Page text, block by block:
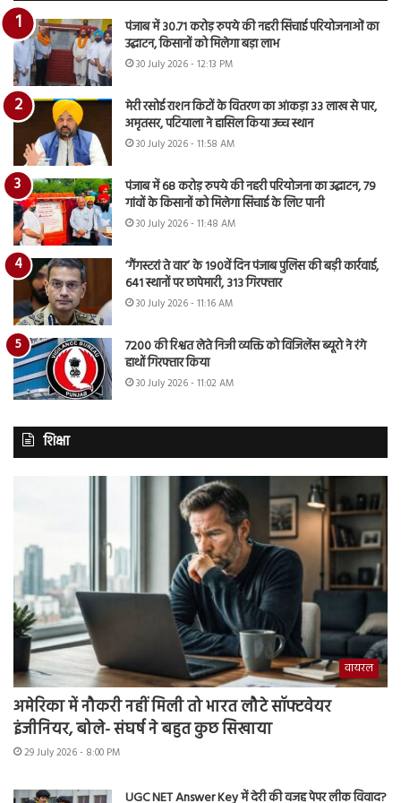
पंजाब में 30.71 करोड़ रुपये की नहरी सिंचाई परियोजनाओं का
उद्घाटन, किसानों को मिलेगा बड़ा लाभ
30 July 2026 - 12:13 PM
मेरी रसोई राशन किटों के वितरण का आंकड़ा 33 लाख से पार,
अमृतसर, पटियाला ने हासिल किया उच्च स्थान
30 July 2026 - 11:58 AM
पंजाब में 68 करोड़ रुपये की नहरी परियोजना का उद्घाटन, 79
गांवों के किसानों को मिलेगा सिंचाई के लिए पानी
30 July 2026 - 11:48 AM
‘गैंगस्टरां ते वार’ के 190वें दिन पंजाब पुलिस की बड़ी कार्रवाई,
641 स्थानों पर छापेमारी, 313 गिरफ्तार
30 July 2026 - 11:16 AM
7200 की रिश्वत लेते निजी व्यक्ति को विजिलेंस ब्यूरो ने रंगे
हाथों गिरफ्तार किया
30 July 2026 - 11:02 AM
शिक्षा
वायरल
अमेरिका में नौकरी नहीं मिली तो भारत लौटे सॉफ्टवेयर
इंजीनियर, बोले- संघर्ष ने बहुत कुछ सिखाया
29 July 2026 - 8:00 PM
UGC NET Answer Key में देरी की वजह पेपर लीक विवाद?